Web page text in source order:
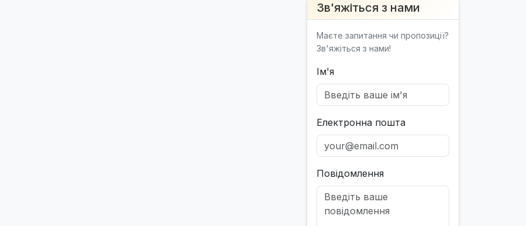
Зв'яжіться з нами
Маєте запитання чи пропозиції?
Зв'яжіться з нами!
Ім'я
Електронна пошта
Повідомлення